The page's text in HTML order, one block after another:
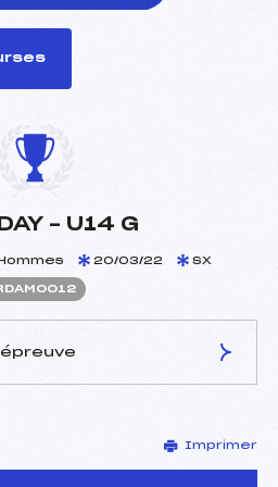
– U14 G
Hommes 20/03/22 SX
ORAND ANDRE (DA)
–
Imprimer